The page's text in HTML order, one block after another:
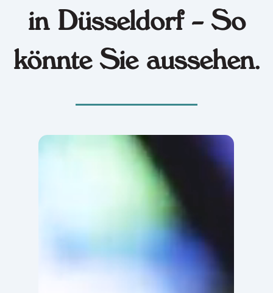
in Düsseldorf – So
könnte Sie aussehen.